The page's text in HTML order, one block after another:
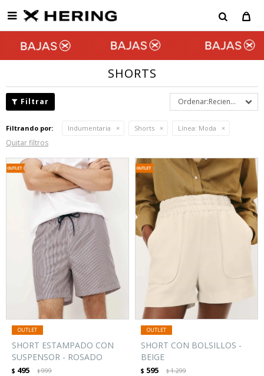

SHORTS
Recientes
Filtrando por: Indumentaria Shorts Línea: Moda
Quitar filtros
SHORT ESTAMPADO CON
SUSPENSOR - ROSADO
$ 495 $999
SHORT CON BOLSILLOS -
BEIGE
$ 595 $1.299